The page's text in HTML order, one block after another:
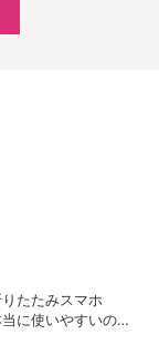
たたみスマホ
に使いやすいの